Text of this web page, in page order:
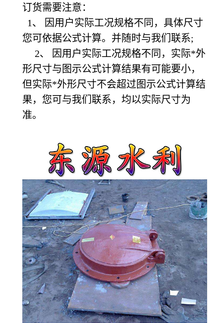
订货需要注意：
1、 因用户实际工况规格不同，具体尺寸
您可依据公式计算。并随时与我们联系;
2、 因用户实际工况规格不同，实际*外
形尺寸与图示公式计算结果有可能要小，
但实际*外形尺寸不会超过图示公式计算结
果，您可与我们联系，均以实际尺寸为
准。